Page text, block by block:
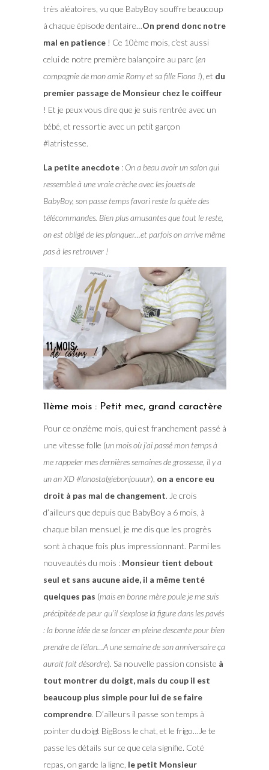
très aléatoires, vu que BabyBoy souffre beaucoup
à chaque épisode dentaire…On prend donc notre
mal en patience! Ce 10ème mois, c’est aussi
celui de notre première balançoire au parc (en
compagnie de mon amie Romy et sa fille Fiona !), et du
premier passage de Monsieur chez le coiffeur
! Et je peux vous dire que je suis rentrée avec un
bébé, et ressortie avec un petit garçon
#latristesse.
La petite anecdote: On a beau avoir un salon qui
ressemble à une vraie crèche avec les jouets de
BabyBoy, son passe temps favori reste la quète des
télécommandes. Bien plus amusantes que tout le reste,
on est obligé de les planquer…et parfois on arrive même
pas à les retrouver !
11ème mois : Petit mec, grand caractère
Pour ce onzième mois, qui est franchement passé à
une vitesse folle (un mois où j’ai passé mon temps à
me rappeler mes dernières semaines de grossesse, il y a
un an XD #lanostalgiebonjouuur), on a encore eu
droit à pas mal de changement. Je crois
d’ailleurs que depuis que BabyBoy a 6 mois, à
chaque bilan mensuel, je me dis que les progrès
sont à chaque fois plus impressionnant. Parmi les
nouveautés du mois : Monsieur tient debout
seul et sans aucune aide, il a même tenté
quelques pas (mais en bonne mère poule je me suis
précipitée de peur qu’il s’explose la figure dans les pavés
: la bonne idée de se lancer en pleine descente pour bien
prendre de l’élan…A une semaine de son anniversaire ça
aurait fait désordre). Sa nouvelle passion consiste à
tout montrer du doigt, mais du coup il est
beaucoup plus simple pour lui de se faire
comprendre. D’ailleurs il passe son temps à
pointer du doigt BigBoss le chat, et le frigo…Je te
passe les détails sur ce que cela signifie. Coté
repas, on garde la ligne, le petit Monsieur